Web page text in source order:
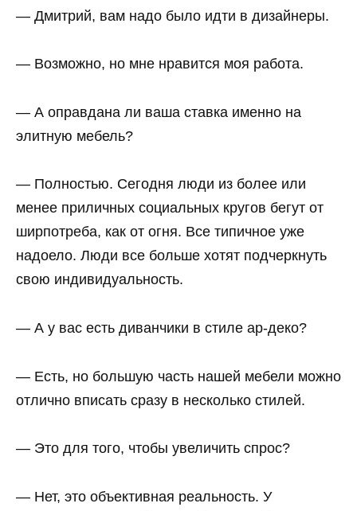
— Дмитрий, вам надо было идти в дизайнеры.
— Возможно, но мне нравится моя работа.
— А оправдана ли ваша ставка именно на
элитную мебель?
— Полностью. Сегодня люди из более или
менее приличных социальных кругов бегут от
ширпотреба, как от огня. Все типичное уже
надоело. Люди все больше хотят подчеркнуть
свою индивидуальность.
— А у вас есть диванчики в стиле ар-деко?
— Есть, но большую часть нашей мебели можно
отлично вписать сразу в несколько стилей.
— Это для того, чтобы увеличить спрос?
— Нет, это объективная реальность. У